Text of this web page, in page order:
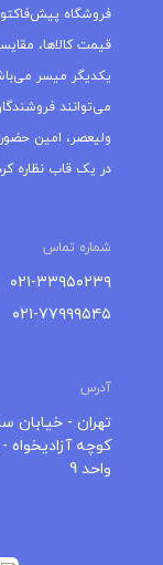
فروشگاه
قیمت کالاها،
یکدیگر میسر
می‌توانند
ولیعصر، امین
در یک قاب نظاره
شماره تماس
۰۲۱-۳۳۹۵۰۲۳۹
۰۲۱-۷۷۹۹۹۵۴۵
آدرس
تهران - خیابان
واحد 9